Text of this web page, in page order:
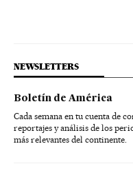
NEWSLETTERS
Boletín de América
Cada semana en tu cuenta de
reportajes y análisis de los
más relevantes del continente.